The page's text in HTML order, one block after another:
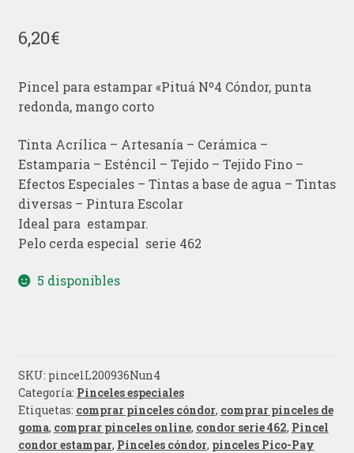
6,20€
Pincel para estampar «Pituá Nº4 Cóndor, punta
redonda, mango corto
Tinta Acrílica – Artesanía – Cerámica –
Estamparia – Esténcil – Tejido – Tejido Fino –
Efectos Especiales – Tintas a base de agua – Tintas
diversas – Pintura Escolar
Ideal para estampar.
Pelo cerda especial serie 462
5 disponibles
SKU: pincelL200936Nun4
Categoría: Pinceles especiales
Etiquetas: comprar pinceles cóndor, comprar pinceles de
goma, comprar pinceles online, condor serie 462, Pincel
condor estampar, Pinceles cóndor, pinceles Pico-Pay